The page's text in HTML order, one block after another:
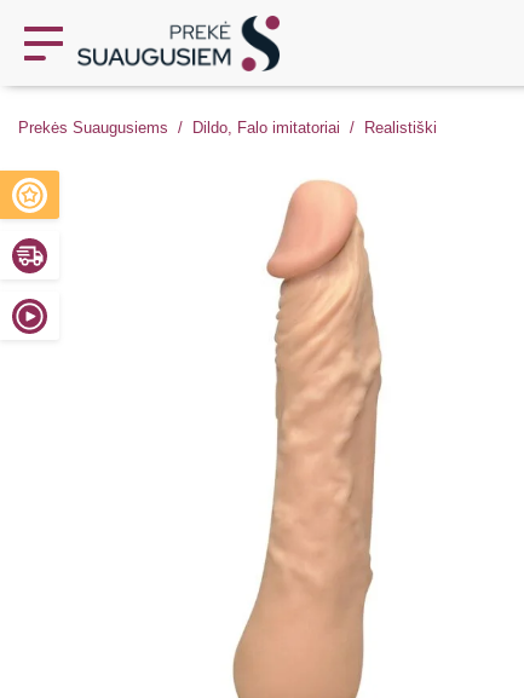
Prekės Suaugusiems Dildo, Falo imitatoriai Realistiški